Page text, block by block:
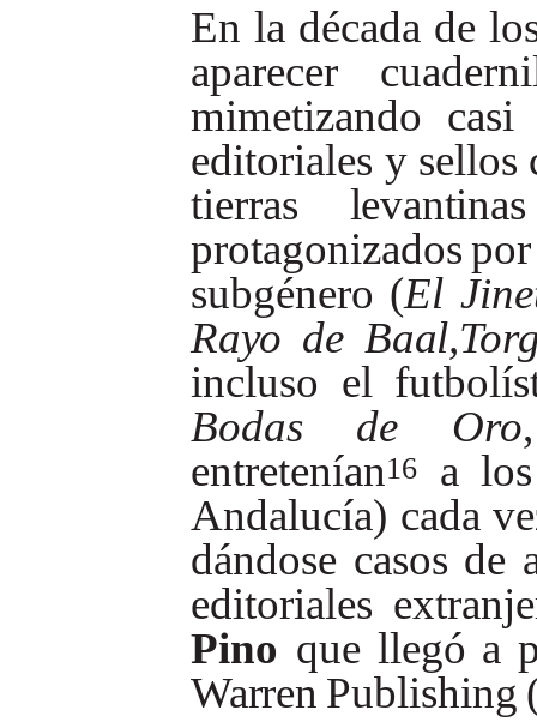
En la década de
aparecer
mimetizando casi
editoriales y sellos
tierras
levantinas
protagonizados por
subgénero (El
Rayo de
incluso el
Bodas
de Oro
entretenían16 a los
Andalucía) cada
dándose casos de
editoriales
Pino que llegó a
Warren Publishing